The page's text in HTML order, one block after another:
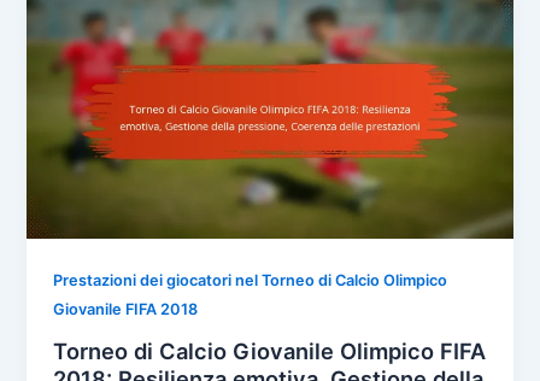
Prestazioni dei giocatori nel Torneo di Calcio Olimpico
Giovanile FIFA 2018
Torneo di Calcio Giovanile Olimpico FIFA